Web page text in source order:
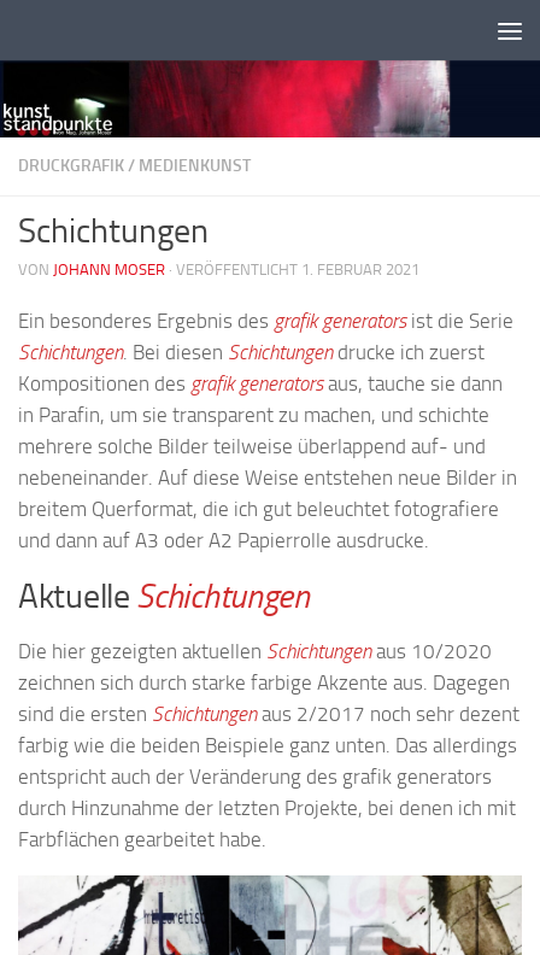
DRUCKGRAFIK/ MEDIENKUNST
Schichtungen
VON JOHANN MOSER · VERÖFFENTLICHT 1. FEBRUAR 2021
Ein besonderes Ergebnis des grafik generatorsist die Serie
Schichtungen. Bei diesen Schichtungen drucke ich zuerst
Kompositionen des grafik generatorsaus, tauche sie dann
in Parafin, um sie transparent zu machen, und schichte
mehrere solche Bilder teilweise überlappend auf- und
nebeneinander. Auf diese Weise entstehen neue Bilder in
breitem Querformat, die ich gut beleuchtet fotografiere
und dann auf A3 oder A2 Papierrolle ausdrucke.
Aktuelle Schichtungen
Die hier gezeigten aktuellen Schichtungenaus 10/2020
zeichnen sich durch starke farbige Akzente aus. Dagegen
sind die ersten Schichtungenaus 2/2017 noch sehr dezent
farbig wie die beiden Beispiele ganz unten. Das allerdings
entspricht auch der Veränderung des grafik generators
durch Hinzunahme der letzten Projekte, bei denen ich mit
Farbflächen gearbeitet habe.